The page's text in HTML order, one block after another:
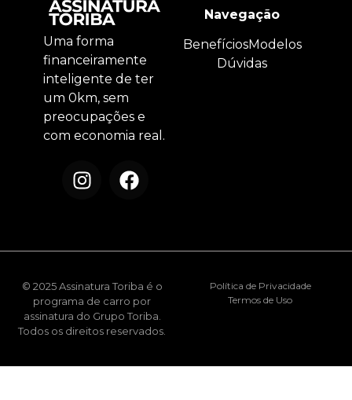
Uma forma
financeiramente
inteligente de ter
um 0km, sem
preocupações e
com economia real.
Navegação
BenefíciosModelos
Dúvidas
© 2025 Assinatura Toriba é o
programa de carro por
assinatura do Grupo Toriba.
Todos os direitos reservados.
Política de Privacidade
Termos de Uso